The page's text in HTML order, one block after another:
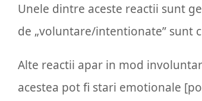
Unele dintre aceste reactii sunt
de „voluntare/intentionate” sunt
Alte reactii apar in mod
acestea pot fi stari emotionale